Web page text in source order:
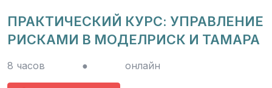
ПРАКТИЧЕСКИЙ КУРС: УПРАВЛЕНИЕ
РИСКАМИ В МОДЕЛРИСК И ТАМАРА
8 часов ● онлайн